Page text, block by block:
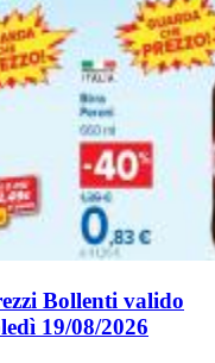
Bollenti valido
19/08/2026